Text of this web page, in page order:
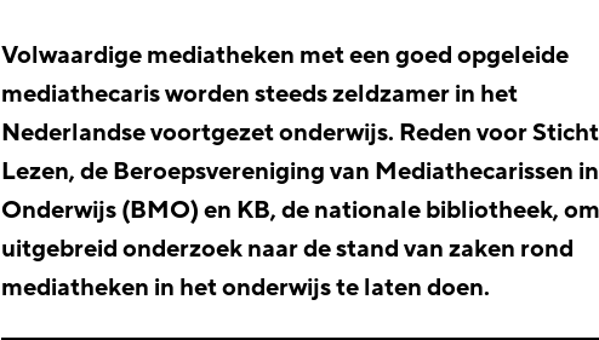
Volwaardige mediatheken met een goed opgeleide
mediathecaris worden steeds zeldzamer in het
Nederlandse voortgezet onderwijs. Reden voor
Lezen, de Beroepsvereniging van Mediathecarissen
Onderwijs (BMO) en KB, de nationale bibliotheek,
uitgebreid onderzoek naar de stand van zaken rond
mediatheken in het onderwijs te laten doen.